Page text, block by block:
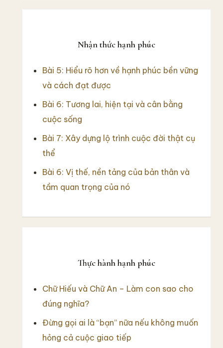
Nhận thức hạnh phúc
Bài 5: Hiểu rõ hơn về hạnh phúc bền vững
và cách đạt được
Bài 6: Tương lai, hiện tại và cân bằng
cuộc sống
Bài 7: Xây dựng lộ trình cuộc đời thật cụ
thể
Bài 6: Vị thế, nền tảng của bản thân và
tầm quan trọng của nó
Thực hành hạnh phúc
Chữ Hiếu và Chữ An – Làm con sao cho
đúng nghĩa?
Đừng gọi ai là “bạn” nữa nếu không muốn
hỏng cả cuộc giao tiếp